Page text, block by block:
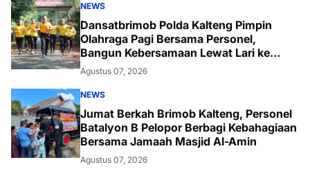
NEWS
Dansatbrimob Polda Kalteng Pimpin
Olahraga Pagi Bersama Personel,
Bangun Kebersamaan Lewat Lari ke
Bukit Baranahu
Agustus 07, 2026
NEWS
Jumat Berkah Brimob Kalteng, Personel
Batalyon B Pelopor Berbagi Kebahagiaan
Bersama Jamaah Masjid Al-Amin
Agustus 07, 2026